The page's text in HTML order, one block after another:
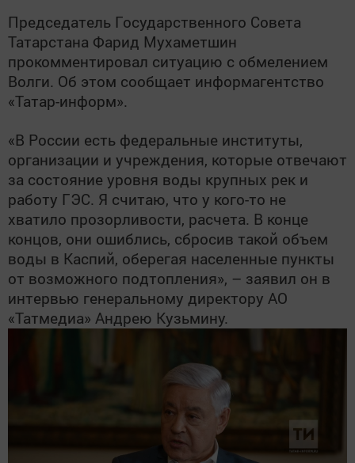
Председатель Государственного Совета
Татарстана Фарид Мухаметшин
прокомментировал ситуацию с обмелением
Волги. Об этом сообщает информагентство
«Татар-информ».
«В России есть федеральные институты,
организации и учреждения, которые отвечают
за состояние уровня воды крупных рек и
работу ГЭС. Я считаю, что у кого-то не
хватило прозорливости, расчета. В конце
концов, они ошиблись, сбросив такой объем
воды в Каспий, оберегая населенные пункты
от возможного подтопления», – заявил он в
интервью генеральному директору АО
«Татмедиа» Андрею Кузьмину.